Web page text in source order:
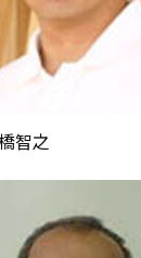
智之